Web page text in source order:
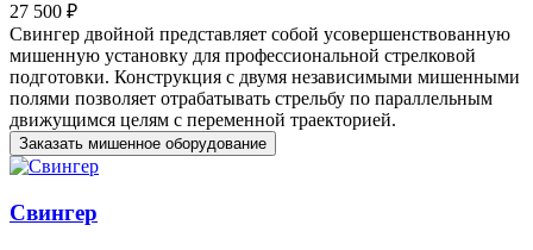
27 500 ₽
Свингер двойной представляет собой усовершенствованную
мишенную установку для профессиональной стрелковой
подготовки. Конструкция с двумя независимыми мишенными
полями позволяет отрабатывать стрельбу по параллельным
движущимся целям с переменной траекторией.
Заказать мишенное оборудование
Свингер